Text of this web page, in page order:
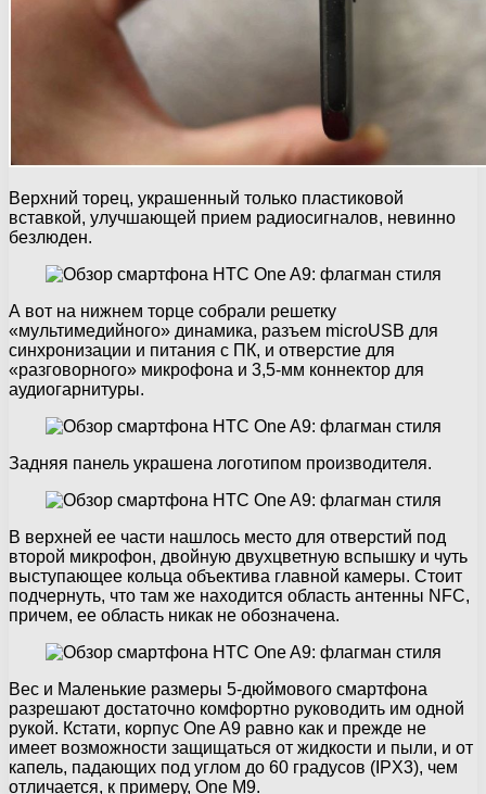
Верхний торец, украшенный только пластиковой
вставкой, улучшающей прием радиосигналов, невинно
безлюден.
А вот на нижнем торце собрали решетку
«мультимедийного» динамика, разъем microUSB для
синхронизации и питания с ПК, и отверстие для
«разговорного» микрофона и 3,5-мм коннектор для
аудиогарнитуры.
Задняя панель украшена логотипом производителя.
В верхней ее части нашлось место для отверстий под
второй микрофон, двойную двухцветную вспышку и чуть
выступающее кольца объектива главной камеры. Стоит
подчернуть, что там же находится область антенны NFC,
причем, ее область никак не обозначена.
Вес и Маленькие размеры 5-дюймового смартфона
разрешают достаточно комфортно руководить им одной
рукой. Кстати, корпус One A9 равно как и прежде не
имеет возможности защищаться от жидкости и пыли, и от
капель, падающих под углом до 60 градусов (IPX3), чем
отличается, к примеру, One M9.